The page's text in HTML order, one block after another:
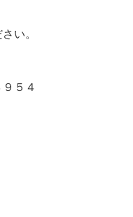
い。
５４